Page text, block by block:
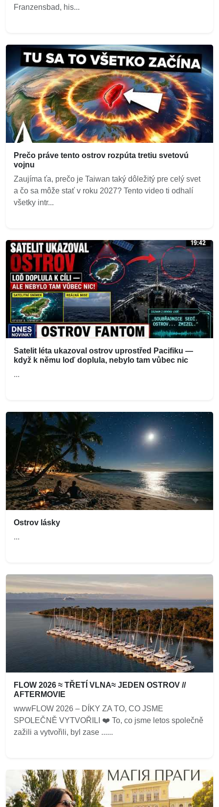
Franzensbad, his...
Prečo práve tento ostrov rozpúta tretiu svetovú
vojnu
Zaujíma ťa, prečo je Taiwan taký dôležitý pre celý svet
a čo sa môže stať v roku 2027? Tento video ti odhalí
všetky intr...
Satelit léta ukazoval ostrov uprostřed Pacifiku —
když k němu loď doplula, nebylo tam vůbec nic
...
Ostrov lásky
...
FLOW 2026 ≈ TŘETÍ VLNA≈ JEDEN OSTROV //
AFTERMOVIE
wwwFLOW 2026 – DÍKY ZA TO, CO JSME
SPOLEČNĚ VYTVOŘILI ❤️‍ To, co jsme letos společně
zažili a vytvořili, byl zase ......